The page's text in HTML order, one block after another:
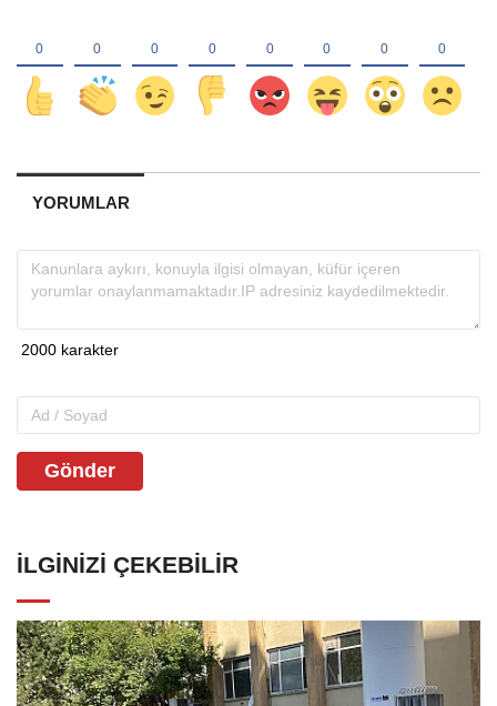
YORUMLAR
Gönder
İLGINIZI ÇEKEBILIR